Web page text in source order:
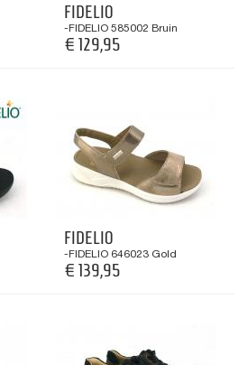
FIDELIO
-FIDELIO 585002 Bruin
€ 129,95
FIDELIO
-FIDELIO 646023 Gold
€ 139,95